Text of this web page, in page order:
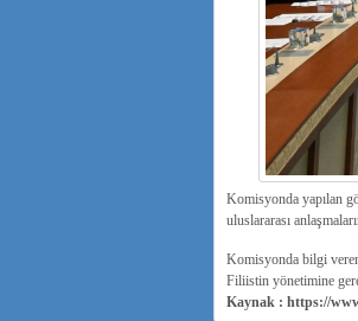
Komisyonda yapılan
uluslararası
Komisyonda bilgi
Filiistin yönetimine
Kaynak : https://